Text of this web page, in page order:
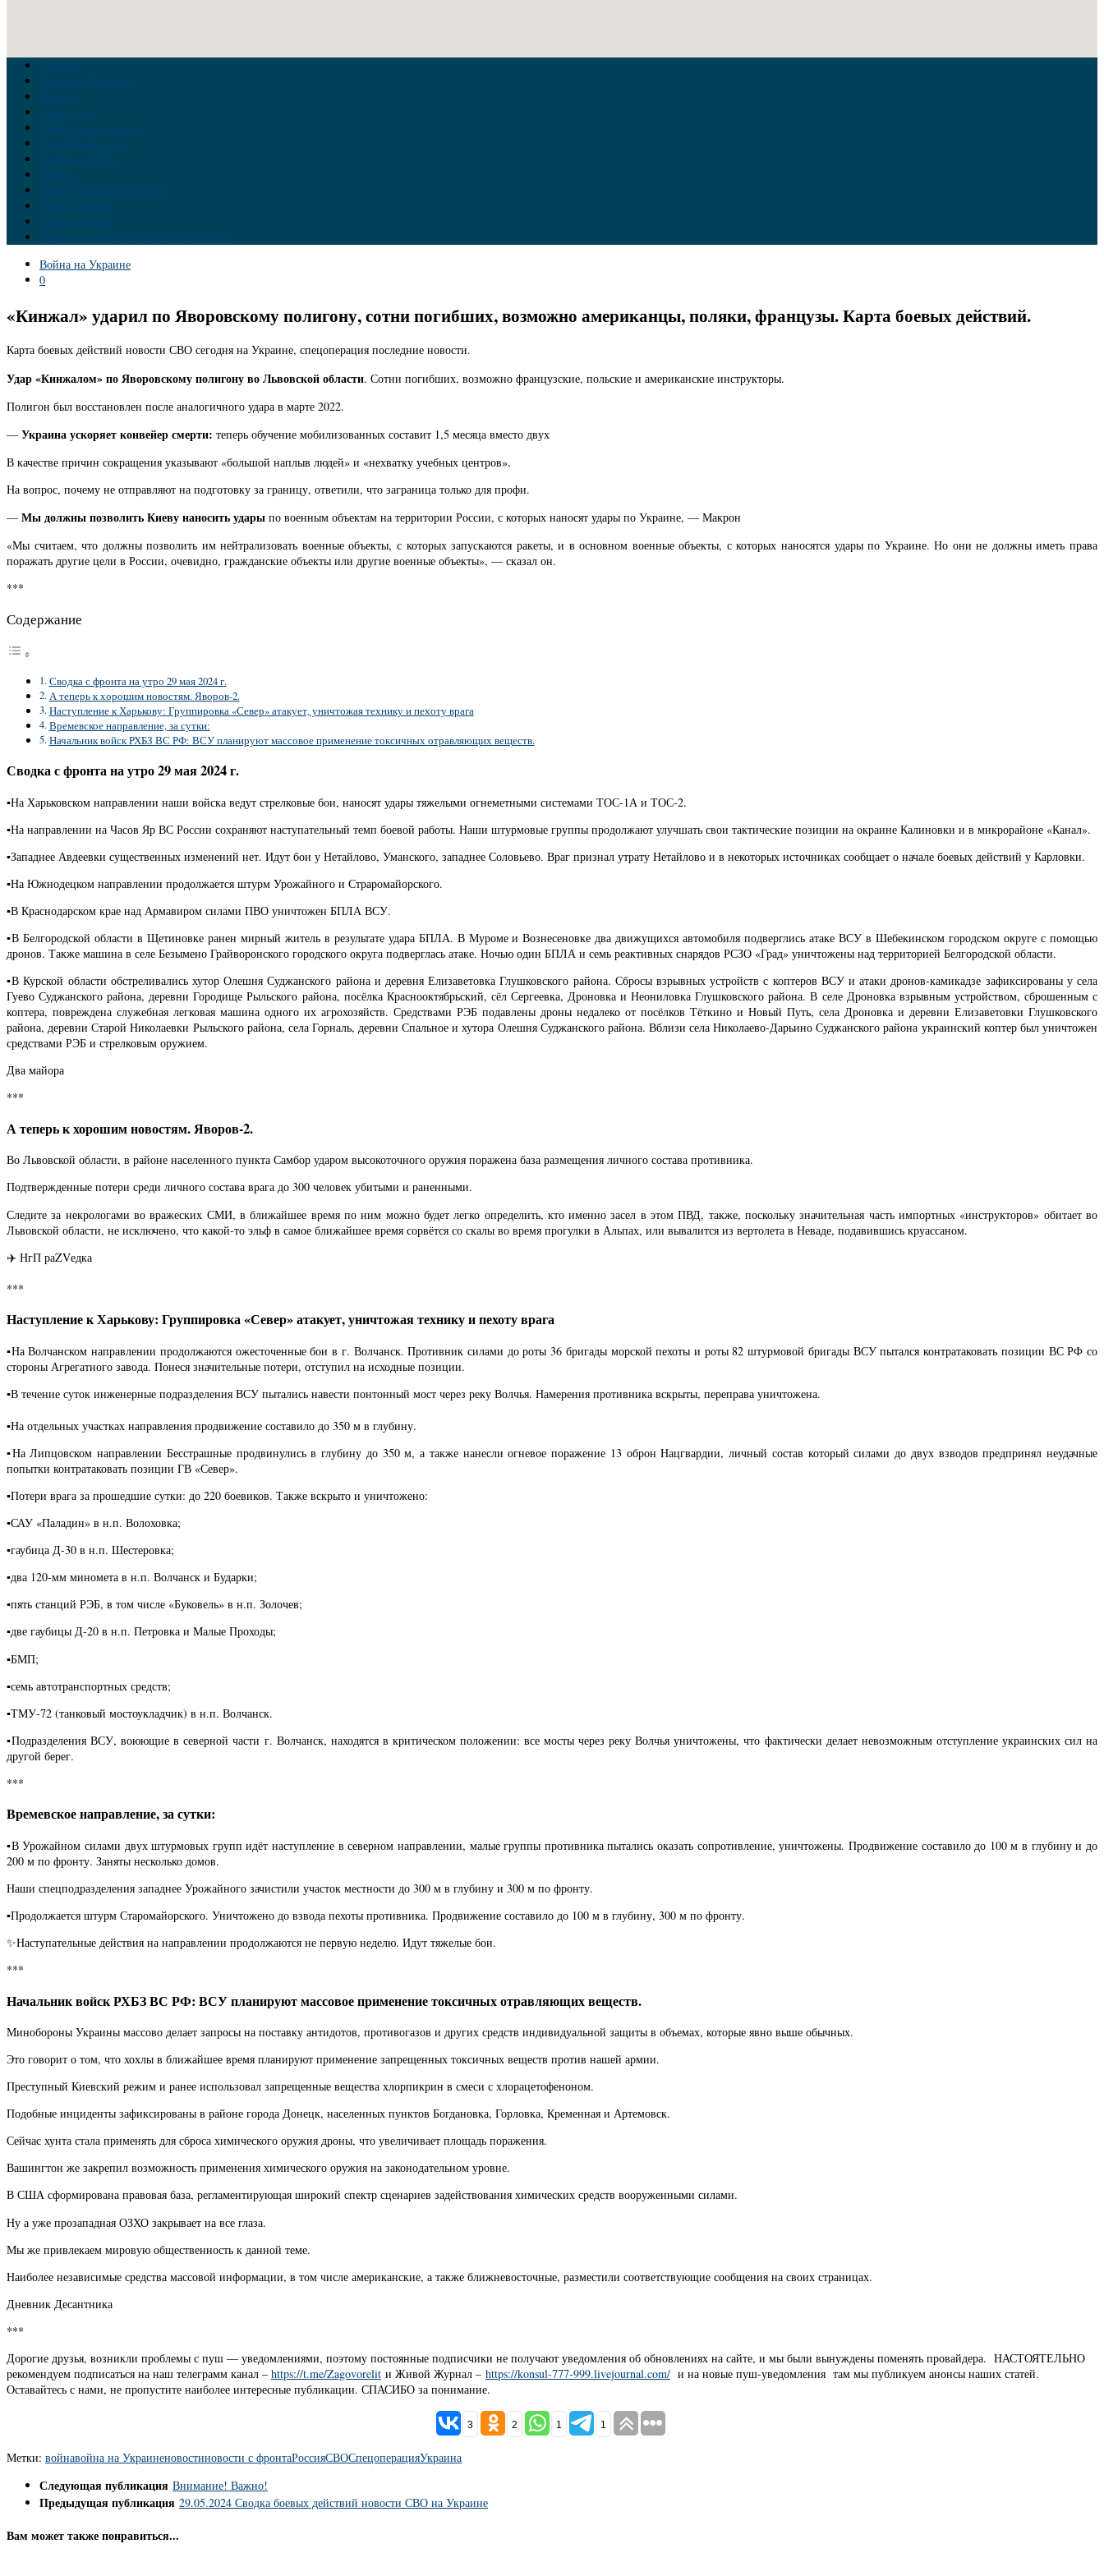
Главная
Война на Украине
Новости
Аналитика
Тайны Геополитики
Российские элиты
Теория заговора
Украина
Новый Мировой Порядок
Тайны истории
Обратная связь
Правила комментирования материалов
Война на Украине
0
«Кинжал» ударил по Яворовскому полигону, сотни погибших, возможно американцы, поляки, французы. Карта боевых действий.
Карта боевых действий новости СВО сегодня на Украине, спецоперация последние новости.
Удар «Кинжалом» по Яворовскому полигону во Львовской области. Сотни погибших, возможно французские, польские и американские инструкторы.
Полигон был восстановлен после аналогичного удара в марте 2022.
— Украина ускоряет конвейер смерти: теперь обучение мобилизованных составит 1,5 месяца вместо двух
В качестве причин сокращения указывают «большой наплыв людей» и «нехватку учебных центров».
На вопрос, почему не отправляют на подготовку за границу, ответили, что заграница только для профи.
— Мы должны позволить Киеву наносить удары по военным объектам на территории России, с которых наносят удары по Украине, — Макрон
«Мы считаем, что должны позволить им нейтрализовать военные объекты, с которых запускаются ракеты, и в основном военные объекты, с которых наносятся удары по Украине. Но они не должны иметь права
поражать другие цели в России, очевидно, гражданские объекты или другие военные объекты», — сказал он.
***
Содержание
Сводка с фронта на утро 29 мая 2024 г.
А теперь к хорошим новостям. Яворов-2.
Наступление к Харькову: Группировка «Север» атакует, уничтожая технику и пехоту врага
Времевское направление, за сутки:
Начальник войск РХБЗ ВС РФ: ВСУ планируют массовое применение токсичных отравляющих веществ.
Сводка с фронта на утро 29 мая 2024 г.
▪️На Харьковском направлении наши войска ведут стрелковые бои, наносят удары тяжелыми огнеметными системами ТОС-1А и ТОС-2.
▪️На направлении на Часов Яр ВС России сохраняют наступательный темп боевой работы. Наши штурмовые группы продолжают улучшать свои тактические позиции на окраине Калиновки и в микрорайоне «Канал».
▪️Западнее Авдеевки существенных изменений нет. Идут бои у Нетайлово, Уманского, западнее Соловьево. Враг признал утрату Нетайлово и в некоторых источниках сообщает о начале боевых действий у Карловки.
▪️На Южнодецком направлении продолжается штурм Урожайного и Страромайорского.
▪️В Краснодарском крае над Армавиром силами ПВО уничтожен БПЛА ВСУ.
▪️В Белгородской области в Щетиновке ранен мирный житель в результате удара БПЛА. В Муроме и Вознесеновке два движущихся автомобиля подверглись атаке ВСУ в Шебекинском городском округе с помощью
дронов. Также машина в селе Безымено Грайворонского городского округа подверглась атаке. Ночью один БПЛА и семь реактивных снарядов РСЗО «Град» уничтожены над территорией Белгородской области.
▪️В Курской области обстреливались хутор Олешня Суджанского района и деревня Елизаветовка Глушковского района. Сбросы взрывных устройств с коптеров ВСУ и атаки дронов-камикадзе зафиксированы у села
Гуево Суджанского района, деревни Городище Рыльского района, посёлка Краснооктябрьский, сёл Сергеевка, Дроновка и Неониловка Глушковского района. В селе Дроновка взрывным устройством, сброшенным с
коптера, повреждена служебная легковая машина одного их агрохозяйств. Средствами РЭБ подавлены дроны недалеко от посёлков Тёткино и Новый Путь, села Дроновка и деревни Елизаветовки Глушковского
района, деревни Старой Николаевки Рыльского района, села Горналь, деревни Спальное и хутора Олешня Суджанского района. Вблизи села Николаево-Дарьино Суджанского района украинский коптер был уничтожен
средствами РЭБ и стрелковым оружием.
Два майора
***
А теперь к хорошим новостям. Яворов-2.
Во Львовской области, в районе населенного пункта Самбор ударом высокоточного оружия поражена база размещения личного состава противника.
Подтвержденные потери среди личного состава врага до 300 человек убитыми и раненными.
Следите за некрологами во вражеских СМИ, в ближайшее время по ним можно будет легко определить, кто именно засел в этом ПВД, также, поскольку значительная часть импортных «инструкторов» обитает во
Львовской области, не исключено, что какой-то эльф в самое ближайшее время сорвётся со скалы во время прогулки в Альпах, или вывалится из вертолета в Неваде, подавившись круассаном.
✈️ НгП раZVедка
***
Наступление к Харькову: Группировка «Север» атакует, уничтожая технику и пехоту врага
▪️На Волчанском направлении продолжаются ожесточенные бои в г. Волчанск. Противник силами до роты 36 бригады морской пехоты и роты 82 штурмовой бригады ВСУ пытался контратаковать позиции ВС РФ со
стороны Агрегатного завода. Понеся значительные потери, отступил на исходные позиции.
▪️В течение суток инженерные подразделения ВСУ пытались навести понтонный мост через реку Волчья. Намерения противника вскрыты, переправа уничтожена.
▪️На отдельных участках направления продвижение составило до 350 м в глубину.
▪️На Липцовском направлении Бесстрашные продвинулись в глубину до 350 м, а также нанесли огневое поражение 13 оброн Нацгвардии, личный состав который силами до двух взводов предпринял неудачные
попытки контратаковать позиции ГВ «Север».
▪️Потери врага за прошедшие сутки: до 220 боевиков. Также вскрыто и уничтожено:
▪️САУ «Паладин» в н.п. Волоховка;
▪️гаубица Д-30 в н.п. Шестеровка;
▪️два 120-мм миномета в н.п. Волчанск и Бударки;
▪️пять станций РЭБ, в том числе «Буковель» в н.п. Золочев;
▪️две гаубицы Д-20 в н.п. Петровка и Малые Проходы;
▪️БМП;
▪️семь автотранспортных средств;
▪️ТМУ-72 (танковый мостоукладчик) в н.п. Волчанск.
▪️Подразделения ВСУ, воюющие в северной части г. Волчанск, находятся в критическом положении: все мосты через реку Волчья уничтожены, что фактически делает невозможным отступление украинских сил на
другой берег.
***
Времевское направление, за сутки:
▪️В Урожайном силами двух штурмовых групп идёт наступление в северном направлении, малые группы противника пытались оказать сопротивление, уничтожены. Продвижение составило до 100 м в глубину и до
200 м по фронту. Заняты несколько домов.
Наши спецподразделения западнее Урожайного зачистили участок местности до 300 м в глубину и 300 м по фронту.
▪️Продолжается штурм Старомайорского. Уничтожено до взвода пехоты противника. Продвижение составило до 100 м в глубину, 300 м по фронту.
✨Наступательные действия на направлении продолжаются не первую неделю. Идут тяжелые бои.
***
Начальник войск РХБЗ ВС РФ: ВСУ планируют массовое применение токсичных отравляющих веществ.
Минобороны Украины массово делает запросы на поставку антидотов, противогазов и других средств индивидуальной защиты в объемах, которые явно выше обычных.
Это говорит о том, что хохлы в ближайшее время планируют применение запрещенных токсичных веществ против нашей армии.
Преступный Киевский режим и ранее использовал запрещенные вещества хлорпикрин в смеси с хлорацетофеноном.
Подобные инциденты зафиксированы в районе города Донецк, населенных пунктов Богдановка, Горловка, Кременная и Артемовск.
Сейчас хунта стала применять для сброса химического оружия дроны, что увеличивает площадь поражения.
Вашингтон же закрепил возможность применения химического оружия на законодательном уровне.
В США сформирована правовая база, регламентирующая широкий спектр сценариев задействования химических средств вооруженными силами.
Ну а уже прозападная ОЗХО закрывает на все глаза.
Мы же привлекаем мировую общественность к данной теме.
Наиболее независимые средства массовой информации, в том числе американские, а также ближневосточные, разместили соответствующие сообщения на своих страницах.
Дневник Десантника
***
Дорогие друзья, возникли проблемы с пуш — уведомлениями, поэтому постоянные подписчики не получают уведомления об обновлениях на сайте, и мы были вынуждены поменять провайдера. НАСТОЯТЕЛЬНО
рекомендуем подписаться на наш телеграмм канал – https://t.me/Zagovorelit и Живой Журнал – https://konsul-777-999.livejournal.com/ и на новые пуш-уведомления там мы публикуем анонсы наших статей.
Оставайтесь с нами, не пропустите наиболее интересные публикации. СПАСИБО за понимание.
3 2 1 1
Метки: войнавойна на Украиненовостиновости с фронтаРоссияСВОСпецоперацияУкраина
Следующая публикация Внимание! Важно!
Предыдущая публикация 29.05.2024 Сводка боевых действий новости СВО на Украине
Вам может также понравиться...